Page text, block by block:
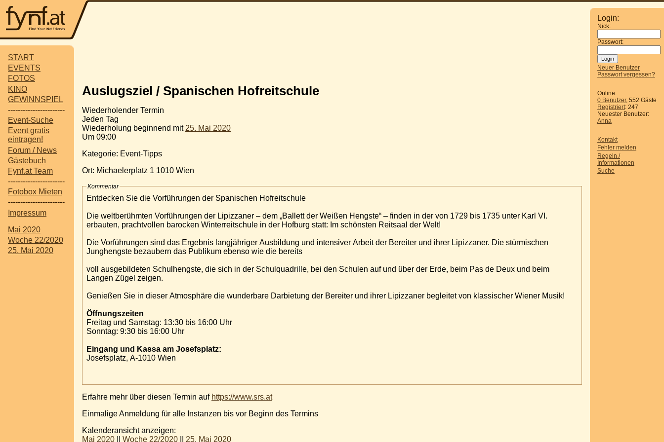
START
EVENTS
FOTOS
KINO
GEWINNSPIEL
-----------------------
Event-Suche
Event gratis
eintragen!
Forum / News
Gästebuch
Fynf.at Team
-----------------------
Fotobox Mieten
-----------------------
Impressum
Mai 2020
Woche 22/2020
25. Mai 2020
Login:
Nick:
Passwort:
Neuer Benutzer
Passwort vergessen?
Online:
0 Benutzer, 552 Gäste
Registriert: 247
Neuester Benutzer:
Anna
Kontakt
Fehler melden
Regeln /
Informationen
Suche
Auslugsziel / Spanischen Hofreitschule
Wiederholender Termin
Jeden Tag
Wiederholung beginnend mit 25. Mai 2020
Um 09:00
Kategorie: Event-Tipps
Ort: Michaelerplatz 1 1010 Wien
Kommentar
Entdecken Sie die Vorführungen der Spanischen Hofreitschule
Die weltberühmten Vorführungen der Lipizzaner – dem „Ballett der Weißen Hengste“ – finden in der von 1729 bis 1735 unter Karl VI.
erbauten, prachtvollen barocken Winterreitschule in der Hofburg statt: Im schönsten Reitsaal der Welt!
Die Vorführungen sind das Ergebnis langjähriger Ausbildung und intensiver Arbeit der Bereiter und ihrer Lipizzaner. Die stürmischen
Junghengste bezaubern das Publikum ebenso wie die bereits
voll ausgebildeten Schulhengste, die sich in der Schulquadrille, bei den Schulen auf und über der Erde, beim Pas de Deux und beim
Langen Zügel zeigen.
Genießen Sie in dieser Atmosphäre die wunderbare Darbietung der Bereiter und ihrer Lipizzaner begleitet von klassischer Wiener Musik!
Öffnungszeiten
Freitag und Samstag: 13:30 bis 16:00 Uhr
Sonntag: 9:30 bis 16:00 Uhr
Eingang und Kassa am Josefsplatz:
Josefsplatz, A-1010 Wien
Erfahre mehr über diesen Termin auf https://www.srs.at
Einmalige Anmeldung für alle Instanzen bis vor Beginn des Termins
Kalenderansicht anzeigen:
Mai 2020
Woche 22/2020 25. Mai 2020